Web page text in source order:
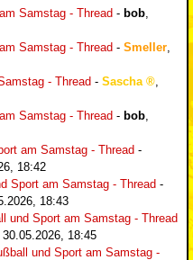
Samstag - Thread - bob,
Samstag - Thread - Smeller,
- Thread - Sascha
,
Samstag - Thread - bob,
am Samstag - Thread -
18:42
Sport am Samstag - Thread -
18:43
und Sport am Samstag - Thread
30.05.2026, 18:45
und Sport am Samstag -